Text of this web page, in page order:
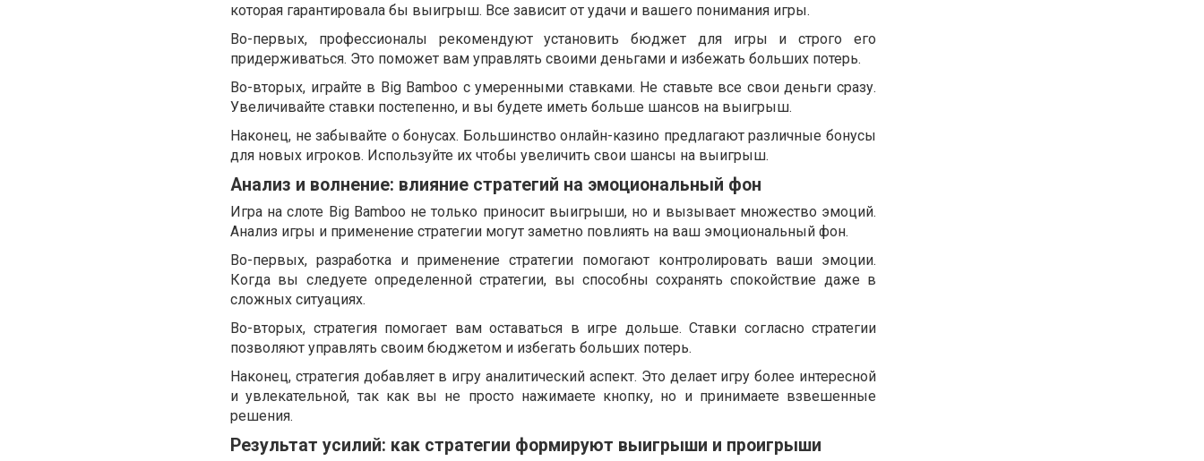
которая гарантировала бы выигрыш. Все зависит от удачи и вашего понимания игры.
Во-первых, профессионалы рекомендуют установить бюджет для игры и строго его
придерживаться. Это поможет вам управлять своими деньгами и избежать больших потерь.
Во-вторых, играйте в Big Bamboo с умеренными ставками. Не ставьте все свои деньги сразу.
Увеличивайте ставки постепенно, и вы будете иметь больше шансов на выигрыш.
Наконец, не забывайте о бонусах. Большинство онлайн-казино предлагают различные бонусы
для новых игроков. Используйте их чтобы увеличить свои шансы на выигрыш.
Анализ и волнение: влияние стратегий на эмоциональный фон
Игра на слоте Big Bamboo не только приносит выигрыши, но и вызывает множество эмоций.
Анализ игры и применение стратегии могут заметно повлиять на ваш эмоциональный фон.
Во-первых, разработка и применение стратегии помогают контролировать ваши эмоции.
Когда вы следуете определенной стратегии, вы способны сохранять спокойствие даже в
сложных ситуациях.
Во-вторых, стратегия помогает вам оставаться в игре дольше. Ставки согласно стратегии
позволяют управлять своим бюджетом и избегать больших потерь.
Наконец, стратегия добавляет в игру аналитический аспект. Это делает игру более интересной
и увлекательной, так как вы не просто нажимаете кнопку, но и принимаете взвешенные
решения.
Результат усилий: как стратегии формируют выигрыши и проигрыши